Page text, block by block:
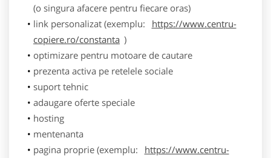
(o singura afacere pentru fiecare oras)
link personalizat (exemplu:
https://www.centru-
copiere.ro/constanta )
optimizare pentru motoare de cautare
prezenta activa pe retelele sociale
suport tehnic
adaugare oferte speciale
hosting
mentenanta
pagina proprie (exemplu:
https://www.centru-